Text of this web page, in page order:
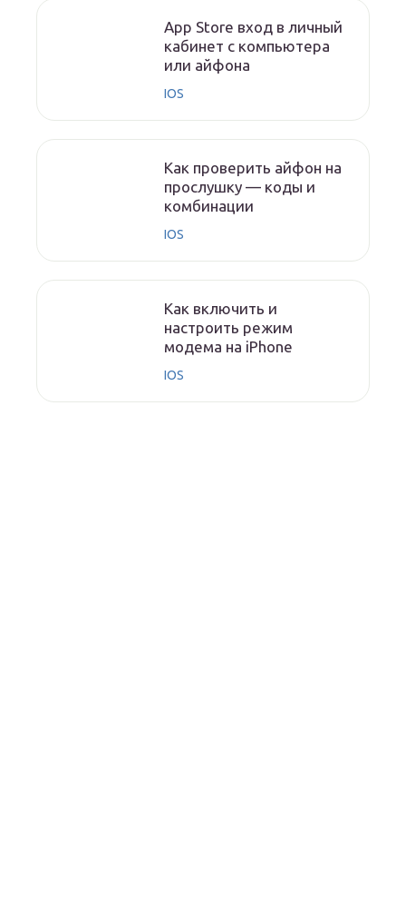
App Store вход в личный
кабинет с компьютера
или айфона
IOS
Как проверить айфон на
прослушку — коды и
комбинации
IOS
Как включить и
настроить режим
модема на iPhone
IOS